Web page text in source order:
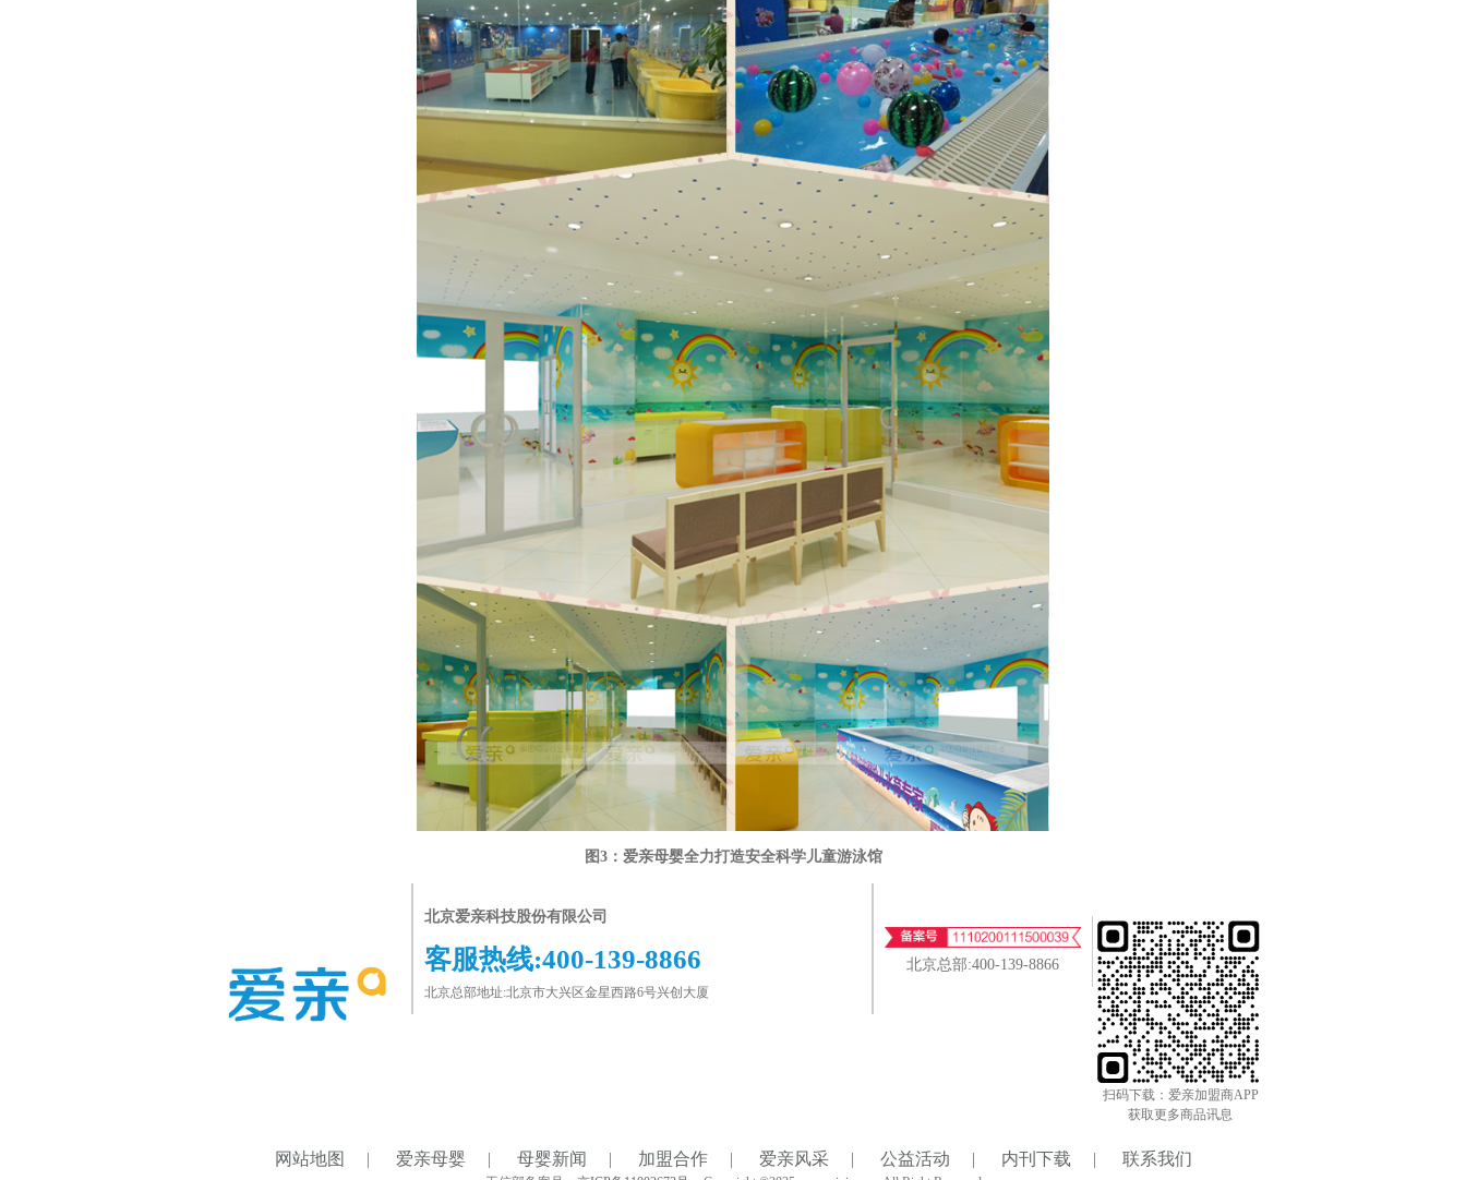
图3：爱亲母婴全力打造安全科学儿童游泳馆
北京爱亲科技股份有限公司
客服热线:400-139-8866
北京总部地址:北京市大兴区金星西路6号兴创大厦
北京总部:400-139-8866
扫码下载：爱亲加盟商APP
获取更多商品讯息
网站地图 | 爱亲母婴 | 母婴新闻 | 加盟合作 | 爱亲风采 | 公益活动 | 内刊下载 | 联系我们